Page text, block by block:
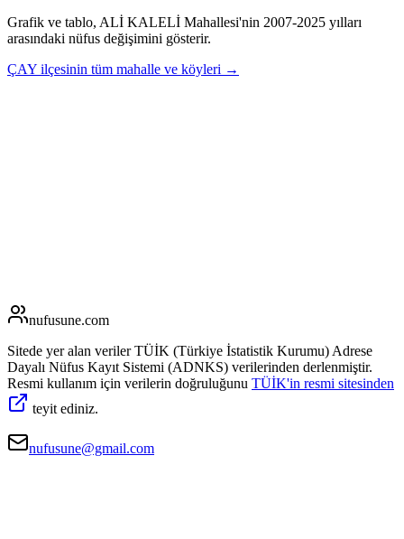
Grafik ve tablo, ALİ KALELİ Mahallesi'nin 2007-2025 yılları
arasındaki nüfus değişimini gösterir.
ÇAY ilçesinin tüm mahalle ve köyleri →
nufusune.com
Sitede yer alan veriler TÜİK (Türkiye İstatistik Kurumu) Adrese
Dayalı Nüfus Kayıt Sistemi (ADNKS) verilerinden derlenmiştir.
Resmi kullanım için verilerin doğruluğunu TÜİK'in resmi sitesinden
teyit ediniz.
nufusune@gmail.com